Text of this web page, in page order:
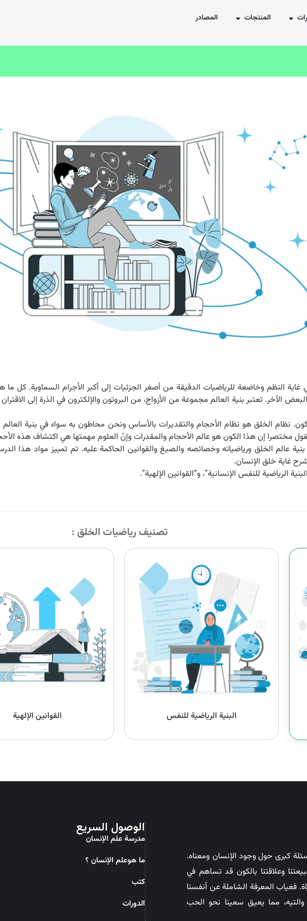
المنتجات المصادر
غاية النظم وخاضعة للرياضيات الدقيقة من أصغر الجزئيات إلى أكبر الأجرام السماوية.
الآخر. تعتبر بنية العالم مجموعة من الأزواج، من البروتون والإلكترون في الذرة إلى
نظام الخلق هو نظام الأحجام والتقديرات بالأساس ونحن محاطون به سواء في بنية العالم
مختصرا إن هذا الكون هو عالم الأحجام والمقدرات وإنّ العلوم مهمتها هي اكتشاف هذه
الخلق ورياضياته وخصائصه والصيغ والقوانين الحاكمة عليه. تم تمييز مواد هذا
غاية خلق الإنسان.
الرياضية للنفس الإنسانية”، و”القوانين الإلهية”.
تصنیف رياضيات الخلق :
البنية الرياضية للنفس القوانين الإلهية
كبرى حول وجود الإنسان ومعناه.
وعلاقتنا بالكون قد تساهم في
فغياب المعرفة الشاملة عن أنفسنا
مما يعيق سعينا نحو الحب
الوصول السريع
مدرسة علم الإنسان
ما هوعلم الإنسان ؟
کتب
الدورات